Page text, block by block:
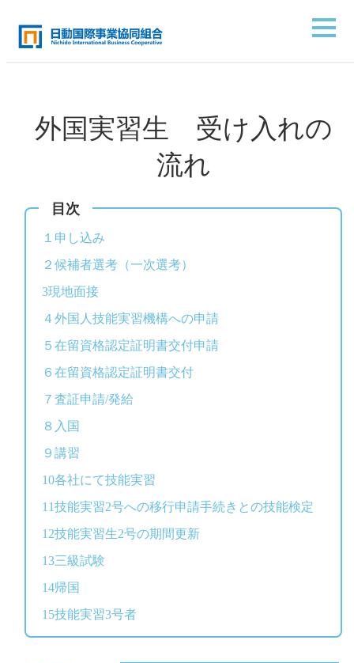
外国実習生 受け入れの
流れ
目次
１申し込み
２候補者選考（一次選考）
3現地面接
４外国人技能実習機構への申請
５在留資格認定証明書交付申請
６在留資格認定証明書交付
７査証申請/発給
８入国
９講習
10各社にて技能実習
11技能実習2号への移行申請手続きとの技能検定
12技能実習生2号の期間更新
13三級試験
14帰国
15技能実習3号者